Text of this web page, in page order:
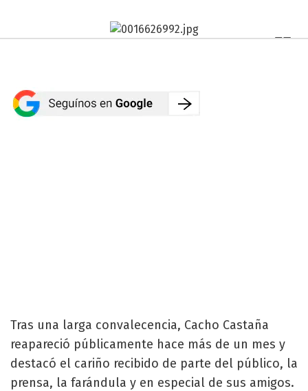
Tras una larga convalecencia, Cacho Castaña
reapareció públicamente hace más de un mes y
destacó el cariño recibido de parte del público, la
prensa, la farándula y en especial de sus amigos.